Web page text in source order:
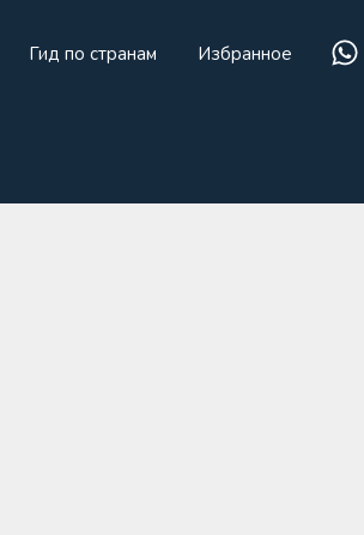
О нас Гид по странам Избранное
Гид по странам Избранное